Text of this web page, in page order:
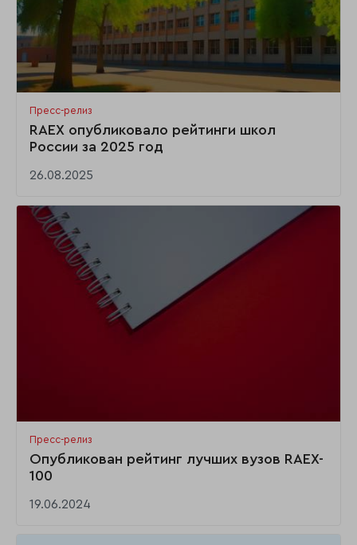
Пресс-релиз
RAEX опубликовало рейтинги школ
России за 2025 год
26.08.2025
Пресс-релиз
Опубликован рейтинг лучших вузов RAEX-
100
19.06.2024